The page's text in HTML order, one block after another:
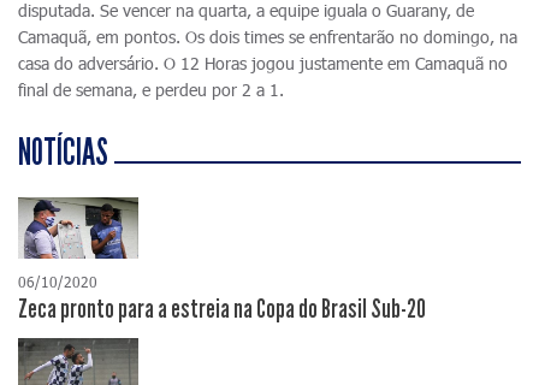
disputada. Se vencer na quarta, a equipe iguala o Guarany, de
Camaquã, em pontos. Os dois times se enfrentarão no domingo, na
casa do adversário. O 12 Horas jogou justamente em Camaquã no
final de semana, e perdeu por 2 a 1.
NOTÍCIAS
06/10/2020
Zeca pronto para a estreia na Copa do Brasil Sub-20